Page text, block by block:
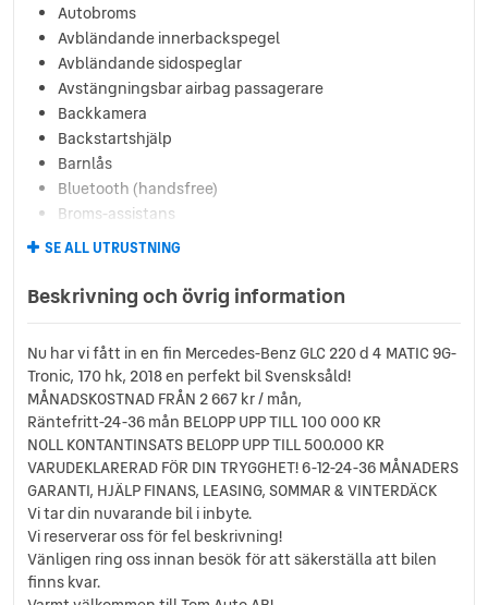
Autobroms
Avbländande innerbackspegel
Avbländande sidospeglar
Avstängningsbar airbag passagerare
Backkamera
Backstartshjälp
Barnlås
Bluetooth (handsfree)
Broms-assistans
CD-Stereo
Dragkrok
Elhissar (fram och bak)
Eluppvärmda sidospeglar
Euro 6
Euro NCAP 5
Fartbegränsare
Farthållare
Fällbara baksäten
Färddator
ISOFIX-fästen bak
Keyless Nyckelfri Start
Kylt handskfack
SE ALL UTRUSTNING
Beskrivning och övrig information
Nu har vi fått in en fin Mercedes-Benz GLC 220 d 4 MATIC 9G-
Tronic, 170 hk, 2018 en perfekt bil Svensksåld!
MÅNADSKOSTNAD FRÅN 2 667 kr / mån,
Räntefritt-24-36 mån BELOPP UPP TILL 100 000 KR
NOLL KONTANTINSATS BELOPP UPP TILL 500.000 KR
VARUDEKLARERAD FÖR DIN TRYGGHET! 6-12-24-36 MÅNADERS
GARANTI, HJÄLP FINANS, LEASING, SOMMAR & VINTERDÄCK
Vi tar din nuvarande bil i inbyte.
Vi reserverar oss för fel beskrivning!
Vänligen ring oss innan besök för att säkerställa att bilen
finns kvar.